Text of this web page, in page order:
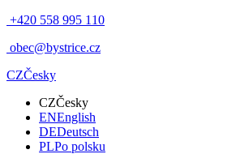
+420 558 995 110
obec@bystrice.cz
CZČesky
CZČesky
ENEnglish
DEDeutsch
PLPo polsku